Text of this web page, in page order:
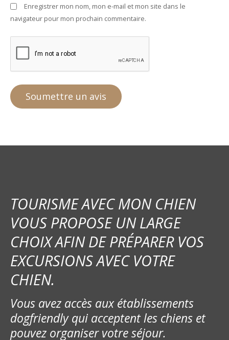
Enregistrer mon nom, mon e-mail et mon site dans le
navigateur pour mon prochain commentaire.
TOURISME AVEC MON CHIEN
VOUS PROPOSE UN LARGE
CHOIX AFIN DE PRÉPARER VOS
EXCURSIONS AVEC VOTRE
CHIEN.
Vous avez accès aux établissements
dogfriendly qui acceptent les chiens et
pouvez organiser votre séjour.